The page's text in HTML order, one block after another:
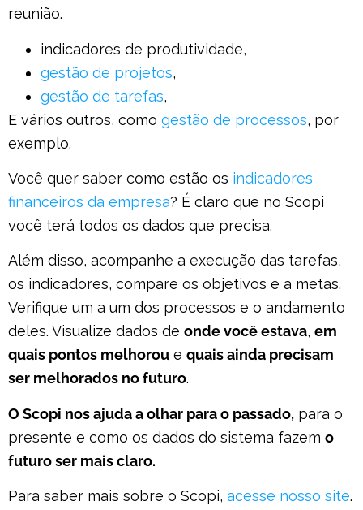
reunião.
indicadores de produtividade,
gestão de projetos,
gestão de tarefas,
E vários outros, como gestão de processos, por
exemplo.
Você quer saber como estão os indicadores
financeiros da empresa? É claro que no Scopi
você terá todos os dados que precisa.
Além disso, acompanhe a execução das tarefas,
os indicadores, compare os objetivos e a metas.
Verifique um a um dos processos e o andamento
deles. Visualize dados de onde você estava, em
quais pontos melhorou e quais ainda precisam
ser melhorados no futuro.
O Scopi nos ajuda a olhar para o passado, para o
presente e como os dados do sistema fazem o
futuro ser mais claro.
Para saber mais sobre o Scopi, acesse nosso site.